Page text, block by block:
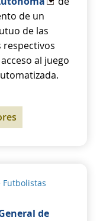
de un
de las
respectivos
al juego
Futbolistas
de